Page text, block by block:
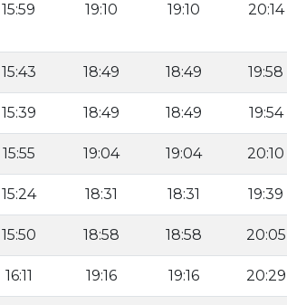
15:59 19:10 19:10 20:14
15:43 18:49 18:49 19:58
15:39 18:49 18:49 19:54
15:55 19:04 19:04 20:10
15:24 18:31 18:31 19:39
15:50 18:58 18:58 20:05
16:11 19:16 19:16 20:29